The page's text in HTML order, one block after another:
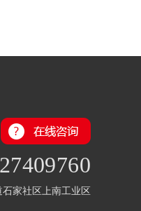
家社区上南工业区